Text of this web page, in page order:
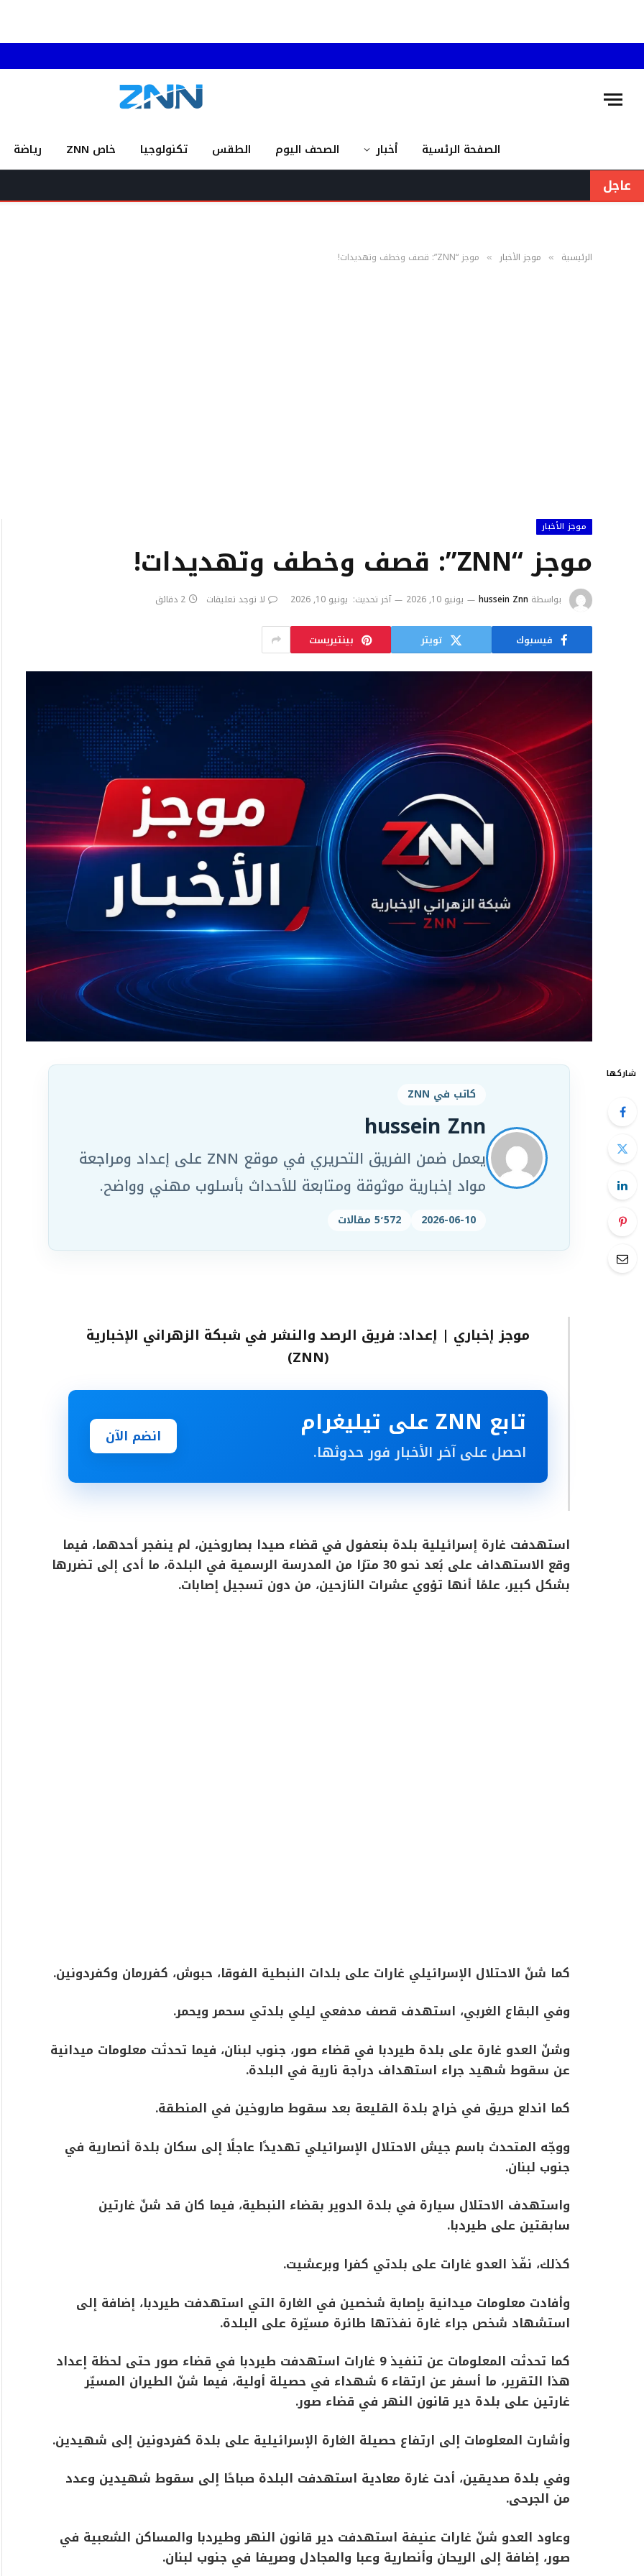
الصفحة الرئسية أخبار الصحف اليوم الطقس تكنولوجيا خاص ZNN رياضة
عاجل عناوين
الرئيسية » موجز الأخبار » موجز “ZNN”: قصف وخطف وتهديدات!
موجز الأخبار
موجز “ZNN”: قصف وخطف وتهديدات!
بواسطة hussein Znn يونيو 10, 2026 آخر تحديث: يونيو 10, 2026 لا توجد تعليقات 2 دقائق
فيسبوك تويتر بينتيريست
شاركها
كاتب في ZNN
hussein Znn
يعمل ضمن الفريق التحريري في موقع ZNN على إعداد ومراجعة
مواد إخبارية موثوقة ومتابعة للأحداث بأسلوب مهني وواضح.
2026-06-10 5٬572 مقالات
موجز إخباري | إعداد: فريق الرصد والنشر في شبكة الزهراني الإخبارية
(ZNN)
تابع ZNN على تيليغرام
احصل على آخر الأخبار فور حدوثها.
انضم الآن
استهدفت غارة إسرائيلية بلدة بنعفول في قضاء صيدا بصاروخين، لم ينفجر أحدهما، فيما
وقع الاستهداف على بُعد نحو 30 مترًا من المدرسة الرسمية في البلدة، ما أدى إلى تضررها
بشكل كبير، علمًا أنها تؤوي عشرات النازحين، من دون تسجيل إصابات.
كما شنّ الاحتلال الإسرائيلي غارات على بلدات النبطية الفوقا، حبوش، كفررمان وكفردونين.
وفي البقاع الغربي، استهدف قصف مدفعي ليلي بلدتي سحمر ويحمر.
وشنّ العدو غارة على بلدة طيردبا في قضاء صور، جنوب لبنان، فيما تحدثت معلومات ميدانية
عن سقوط شهيد جراء استهداف دراجة نارية في البلدة.
كما اندلع حريق في خراج بلدة القليعة بعد سقوط صاروخين في المنطقة.
ووجّه المتحدث باسم جيش الاحتلال الإسرائيلي تهديدًا عاجلًا إلى سكان بلدة أنصارية في
جنوب لبنان.
واستهدف الاحتلال سيارة في بلدة الدوير بقضاء النبطية، فيما كان قد شنّ غارتين
سابقتين على طيردبا.
كذلك، نفّذ العدو غارات على بلدتي كفرا وبرعشيت.
وأفادت معلومات ميدانية بإصابة شخصين في الغارة التي استهدفت طيردبا، إضافة إلى
استشهاد شخص جراء غارة نفذتها طائرة مسيّرة على البلدة.
كما تحدثت المعلومات عن تنفيذ 9 غارات استهدفت طيردبا في قضاء صور حتى لحظة إعداد
هذا التقرير، ما أسفر عن ارتقاء 6 شهداء في حصيلة أولية، فيما شنّ الطيران المسيّر
غارتين على بلدة دير قانون النهر في قضاء صور.
وأشارت المعلومات إلى ارتفاع حصيلة الغارة الإسرائيلية على بلدة كفردونين إلى شهيدين.
وفي بلدة صديقين، أدت غارة معادية استهدفت البلدة صباحًا إلى سقوط شهيدين وعدد
من الجرحى.
وعاود العدو شنّ غارات عنيفة استهدفت دير قانون النهر وطيردبا والمساكن الشعبية في
صور، إضافة إلى الريحان وأنصارية وعبا والمجادل وصريفا في جنوب لبنان.